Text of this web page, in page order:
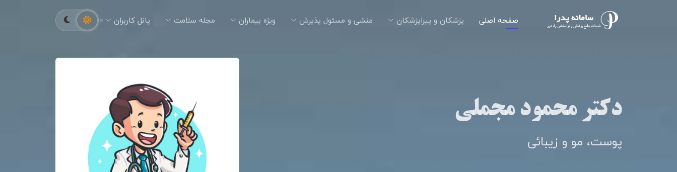
صفحه اصلی پزشکان و پیراپزشکان منشی و مسئول پذیرش ویژه بیماران مجله سلامت پانل کاربران
دکتر محمود مجملی
پوست، مو و زیبائی